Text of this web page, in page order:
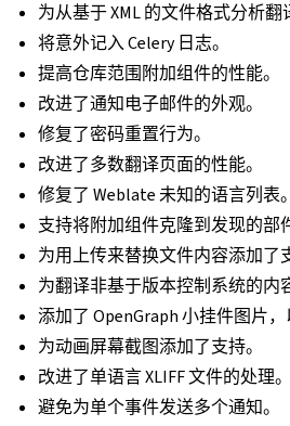
为从基于 XML 的文件格式分析翻
将意外记入 Celery 日志。
提高仓库范围附加组件的性能。
改进了通知电子邮件的外观。
修复了密码重置行为。
改进了多数翻译页面的性能。
修复了 Weblate 未知的语言列表。
支持将附加组件克隆到发现的部
为用上传来替换文件内容添加了
为翻译非基于版本控制系统的内
添加了 OpenGraph 小挂件图片
为动画屏幕截图添加了支持。
改进了单语言 XLIFF 文件的处理。
避免为单个事件发送多个通知。